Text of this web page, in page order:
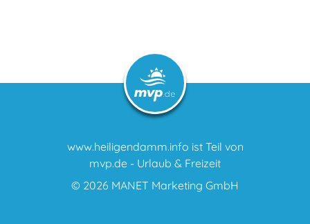
www.heiligendamm.info ist Teil von
mvp.de - Urlaub & Freizeit
© 2026 MANET Marketing GmbH